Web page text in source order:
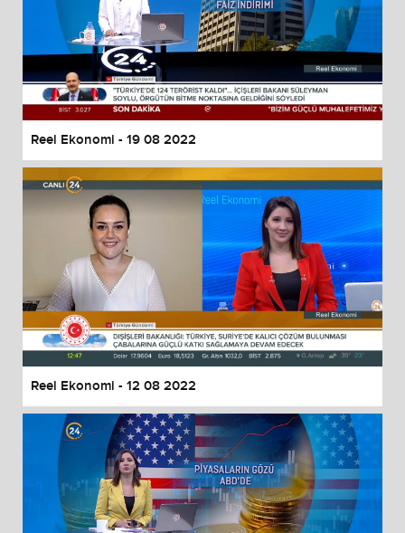
Reel Ekonomi - 19 08 2022
Reel Ekonomi - 12 08 2022